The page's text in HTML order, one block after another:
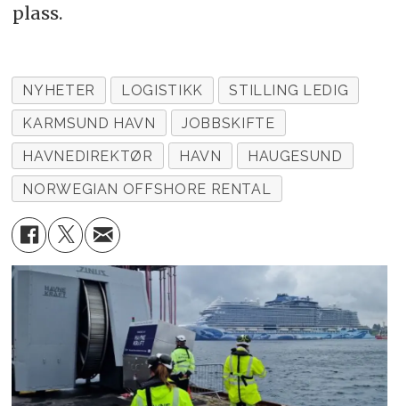
plass.
NYHETER LOGISTIKK
STILLING LEDIG
KARMSUND HAVN
JOBBSKIFTE
HAVNEDIREKTØR
HAVN
HAUGESUND
NORWEGIAN OFFSHORE RENTAL